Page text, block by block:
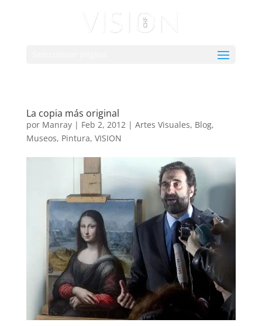
La copia más original
por Manray| Feb 2, 2012| Artes Visuales, Blog,
Museos, Pintura, VISION